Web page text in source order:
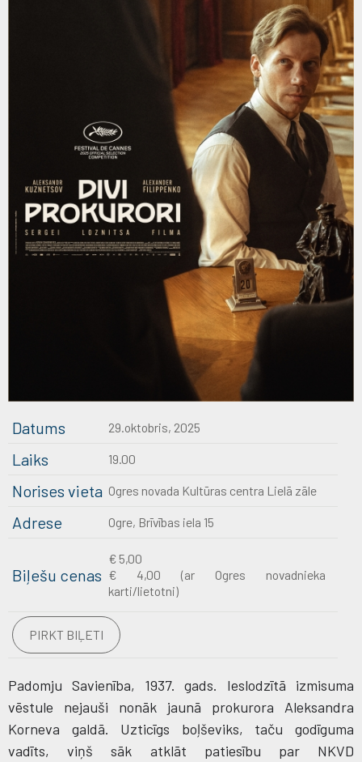
Datums 29.oktobris, 2025
Laiks 19.00
Norises vieta Ogres novada Kultūras centra Lielā zāle
Adrese Ogre, Brīvības iela 15
Biļešu cenas
€ 5,00
€ 4,00 (ar Ogres novadnieka
karti/lietotni)
PIRKT BIĻETI
Padomju Savienība, 1937. gads. Ieslodzītā izmisuma
vēstule nejauši nonāk jaunā prokurora Aleksandra
Korneva galdā. Uzticīgs boļševiks, taču godīguma
vadīts, viņš sāk atklāt patiesību par NKVD